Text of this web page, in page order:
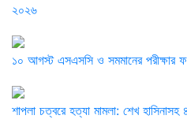
২০২৬
১০ আগস্ট এসএসসি ও সমমানের পরীক্ষার
শাপলা চত্বরে হত্যা মামলা: শেখ